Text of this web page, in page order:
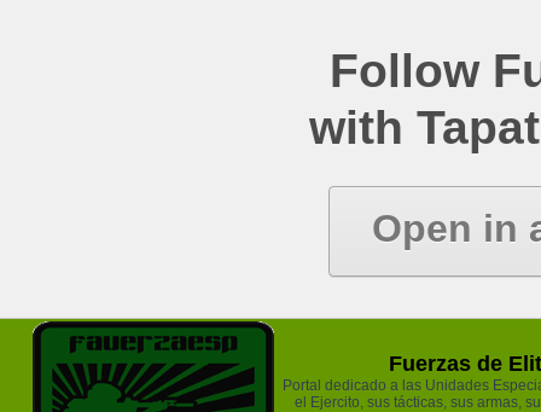
Follow
with
Open in
Fuerzas de
Portal dedicado a las Unidades
el Ejercito, sus tácticas, sus armas,